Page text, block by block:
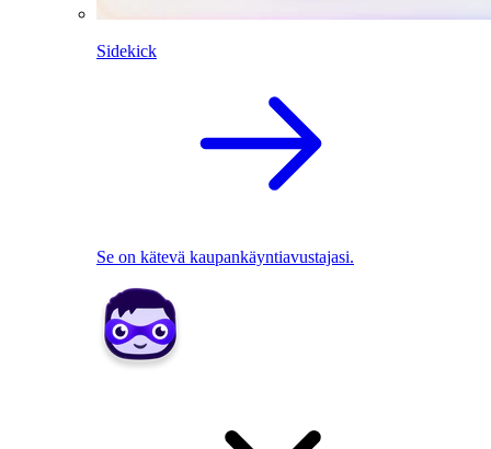
Sidekick
Se on kätevä kaupankäyntiavustajasi.